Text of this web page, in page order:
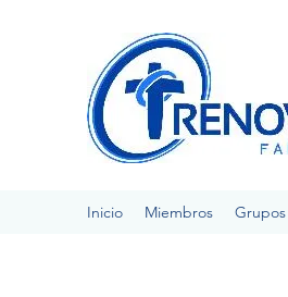
Inicio Miembros Grupos